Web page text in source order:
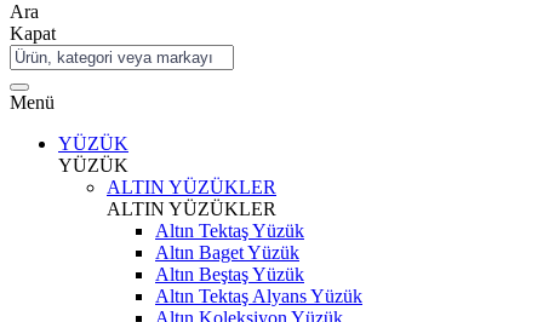
Ara
Kapat
Menü
YÜZÜK
YÜZÜK
ALTIN YÜZÜKLER
ALTIN YÜZÜKLER
Altın Tektaş Yüzük
Altın Baget Yüzük
Altın Beştaş Yüzük
Altın Tektaş Alyans Yüzük
Altın Koleksiyon Yüzük